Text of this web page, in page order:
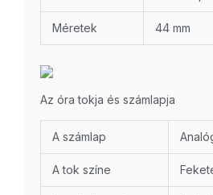
Méretek 44 mm
Az óra tokja és számlapja
A számlap
A tok színe